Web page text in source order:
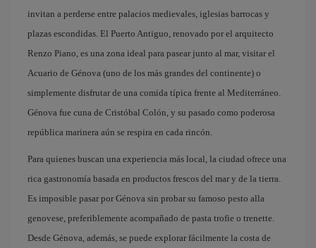
invitan a perderse entre palacios medievales, iglesias barrocas y
plazas escondidas. El Puerto Antiguo, renovado por el arquitecto
Renzo Piano, es una zona ideal para pasear junto al mar, visitar el
Acuario de Génova (uno de los más grandes del continente) o
simplemente disfrutar de una comida típica frente al Mediterráneo.
Génova fue cuna de Cristóbal Colón, y su pasado como poderosa
república marinera aún se respira en cada rincón.
Para quienes buscan una experiencia más local, la ciudad ofrece una
rica gastronomía basada en productos frescos del mar y de la tierra.
Es imposible pasar por Génova sin probar su famoso pesto alla
genovese, preferiblemente acompañado de pasta trofie o trenette.
Desde Génova, además, se puede explorar fácilmente la costa de